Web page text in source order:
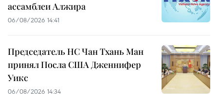
ассамблеи Алжира
06/08/2026 14:41
Председатель НС Чан Тхань Ман
принял Посла США Дженнифер
Уикс
06/08/2026 14:34